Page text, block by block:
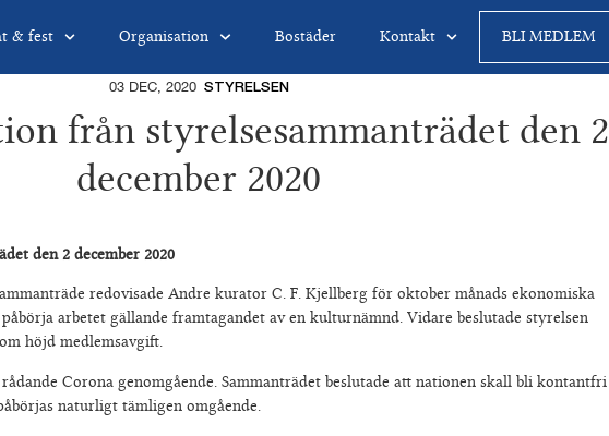
& fest Organisation Bostäder Kontakt BLI MEDLEM
03 DEC, 2020 STYRELSEN
från styrelsesammanträdet den 2
december 2020
den 2 december 2020
redovisade Andre kurator C. F. Kjellberg för oktober månads ekonomiska
arbetet gällande framtagandet av en kulturnämnd. Vidare beslutade styrelsen
höjd medlemsavgift.
Corona genomgående. Sammanträdet beslutade att nationen skall bli kontantfri
naturligt tämligen omgående.